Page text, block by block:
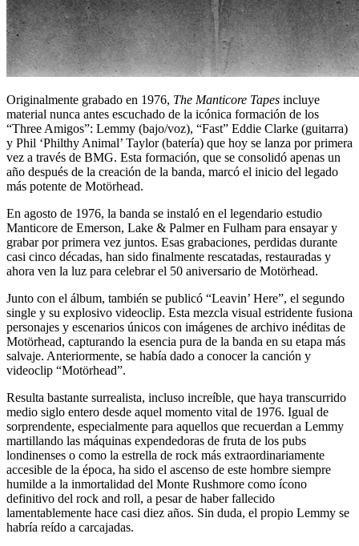
Originalmente grabado en 1976, The Manticore Tapes incluye
material nunca antes escuchado de la icónica formación de los
“Three Amigos”: Lemmy (bajo/voz), “Fast” Eddie Clarke (guitarra)
y Phil ‘Philthy Animal’ Taylor (batería) que hoy se lanza por primera
vez a través de BMG. Esta formación, que se consolidó apenas un
año después de la creación de la banda, marcó el inicio del legado
más potente de Motörhead.
En agosto de 1976, la banda se instaló en el legendario estudio
Manticore de Emerson, Lake & Palmer en Fulham para ensayar y
grabar por primera vez juntos. Esas grabaciones, perdidas durante
casi cinco décadas, han sido finalmente rescatadas, restauradas y
ahora ven la luz para celebrar el 50 aniversario de Motörhead.
Junto con el álbum, también se publicó “Leavin’ Here”, el segundo
single y su explosivo videoclip. Esta mezcla visual estridente fusiona
personajes y escenarios únicos con imágenes de archivo inéditas de
Motörhead, capturando la esencia pura de la banda en su etapa más
salvaje. Anteriormente, se había dado a conocer la canción y
videoclip “Motörhead”.
Resulta bastante surrealista, incluso increíble, que haya transcurrido
medio siglo entero desde aquel momento vital de 1976. Igual de
sorprendente, especialmente para aquellos que recuerdan a Lemmy
martillando las máquinas expendedoras de fruta de los pubs
londinenses o como la estrella de rock más extraordinariamente
accesible de la época, ha sido el ascenso de este hombre siempre
humilde a la inmortalidad del Monte Rushmore como ícono
definitivo del rock and roll, a pesar de haber fallecido
lamentablemente hace casi diez años. Sin duda, el propio Lemmy se
habría reído a carcajadas.